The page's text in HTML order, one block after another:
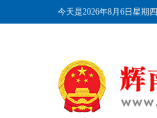
今天是2026年8月6日星期四